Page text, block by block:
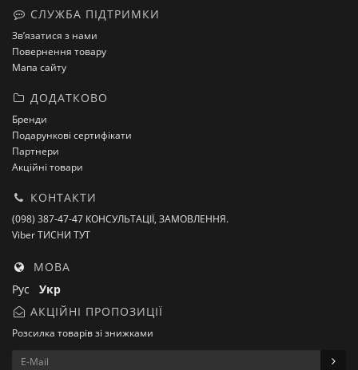
СЛУЖБА ПІДТРИМКИ
Зв’язатися з нами
Повернення товару
Мапа сайту
ДОДАТКОВО
Бренди
Подарункові сертифікати
Партнери
Акційні товари
КОНТАКТИ
(098) 387-47-47 КОНСУЛЬТАЦІЇ, ЗАМОВЛЕННЯ.
Viber ТИСНИ ТУТ
МОВА
Рус Укр
АКЦІЙНІ ПРОПОЗИЦІЇ
Розсилка товарів зі знижками